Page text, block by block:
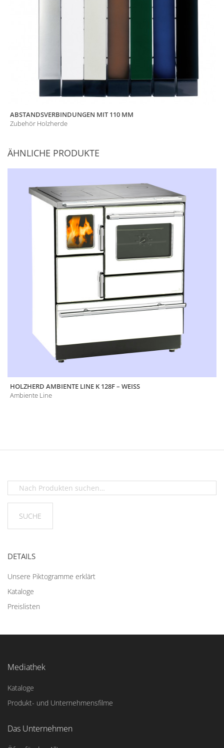
ABSTANDSVERBINDUNGEN MIT 110 MM
Zubehör Holzherde
ÄHNLICHE PRODUKTE
HOLZHERD AMBIENTE LINE K 128F – WEISS
Ambiente Line
DETAILS
Unsere Piktogramme erklärt
Kataloge
Preislisten
Mediathek
Kataloge
Produkt- und Unternehmensfilme
Das Unternehmen